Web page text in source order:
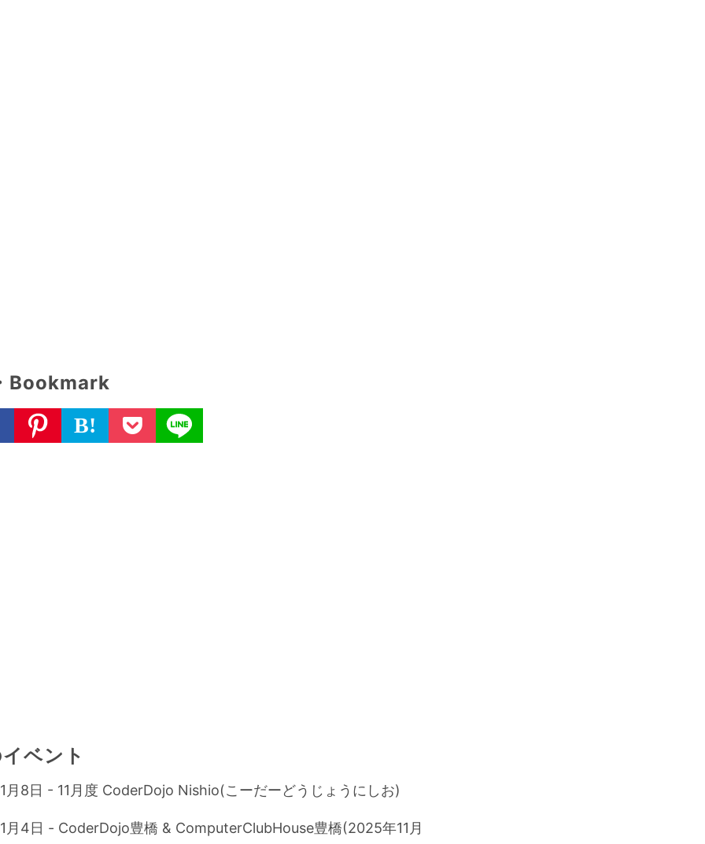
Bookmark
B!
ベント
月8日 - 11月度 CoderDojo Nishio(こーだーどうじょうにしお)
月4日 - CoderDojo豊橋 & ComputerClubHouse豊橋(2025年11月